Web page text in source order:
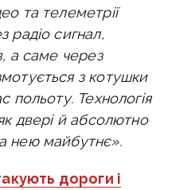
та телеметрії
радіо сигнал,
а саме через
з котушки
польоту. Технологія
двері й абсолютно
нею майбутнє».
дороги і